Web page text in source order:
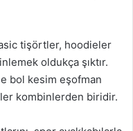
tişörtler, hoodieler
oldukça şıktır.
bol kesim eşofman
kombinlerden biridir.